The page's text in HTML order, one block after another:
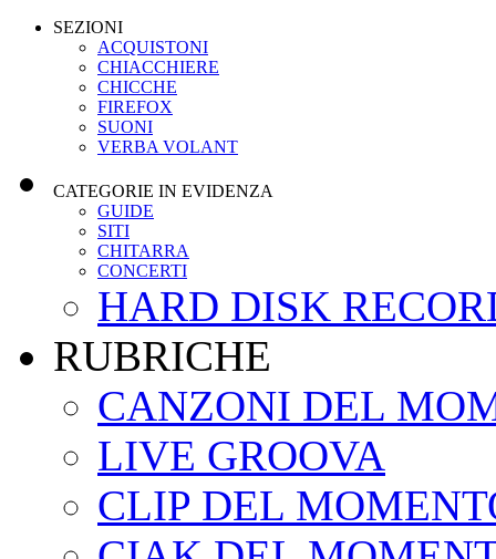
SEZIONI
ACQUISTONI
CHIACCHIERE
CHICCHE
FIREFOX
SUONI
VERBA VOLANT
CATEGORIE IN EVIDENZA
GUIDE
SITI
CHITARRA
CONCERTI
HARD DISK
RUBRICHE
CANZONI DEL
LIVE GROOVA
CLIP DEL